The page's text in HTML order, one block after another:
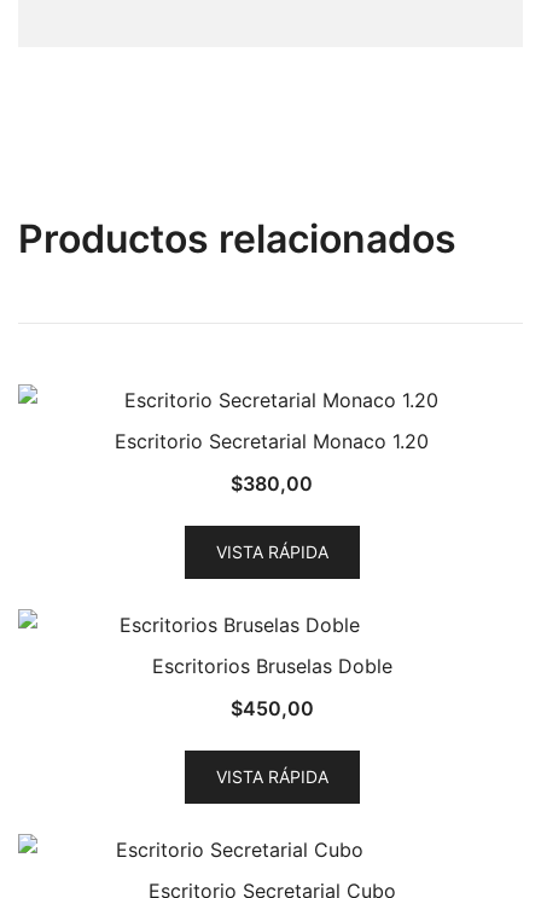
Productos relacionados
Escritorio Secretarial Monaco 1.20
$380,00
VISTA RÁPIDA
Escritorios Bruselas Doble
$450,00
VISTA RÁPIDA
Escritorio Secretarial Cubo